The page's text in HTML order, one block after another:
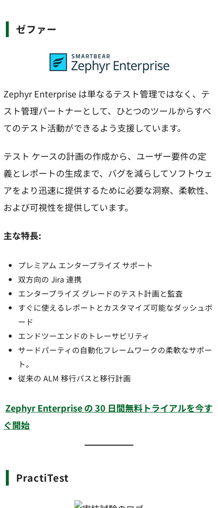
ゼファー
Zephyr Enterprise は単なるテスト管理ではなく、テ
スト管理パートナーとして、ひとつのツールからすべ
てのテスト活動ができるよう支援しています。
テスト ケースの計画の作成から、ユーザー要件の定
義とレポートの生成まで、バグを減らしてソフトウェ
アをより迅速に提供するために必要な洞察、柔軟性、
および可視性を提供しています。
主な特長:
プレミアム エンタープライズ サポート
双方向の Jira 連携
エンタープライズ グレードのテスト計画と監査
すぐに使えるレポートとカスタマイズ可能なダッシュボ
ード
エンドツーエンドのトレーサビリティ
サードパーティの自動化フレームワークの柔軟なサポー
ト。
従来の ALM 移行パスと移行計画
Zephyr Enterprise の 30 日間無料トライアルを今す
ぐ開始
PractiTest